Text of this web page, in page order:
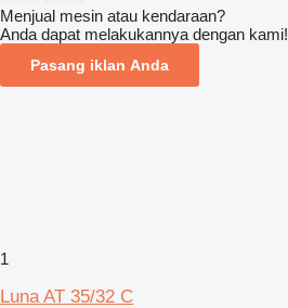
Menjual mesin atau kendaraan?
Anda dapat melakukannya dengan kami!
Pasang iklan Anda
1
Luna AT 35/32 C